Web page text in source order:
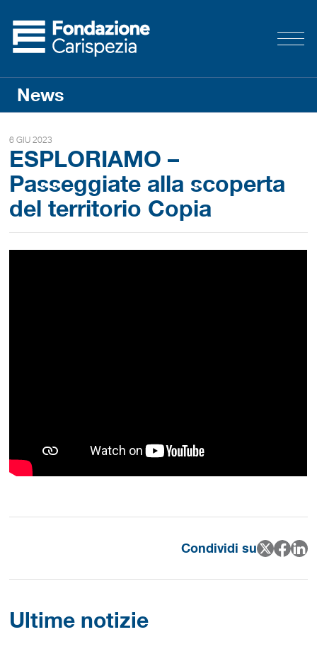
News
6 GIU 2023
ESPLORIAMO –
Passeggiate alla scoperta
del territorio Copia
Condividi su
Ultime notizie